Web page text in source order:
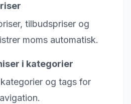
tilbudspriser og
moms automatisk.
i kategorier
og tags for